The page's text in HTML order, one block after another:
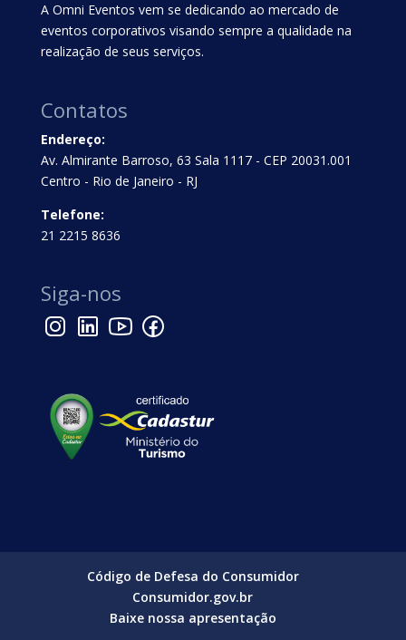
A Omni Eventos vem se dedicando ao mercado de
eventos corporativos visando sempre a qualidade na
realização de seus serviços.
Contatos
Endereço:
Av. Almirante Barroso, 63 Sala 1117 - CEP 20031.001
Centro - Rio de Janeiro - RJ
Telefone:
21 2215 8636
Siga-nos
Código de Defesa do Consumidor
Consumidor.gov.br
Baixe nossa apresentação